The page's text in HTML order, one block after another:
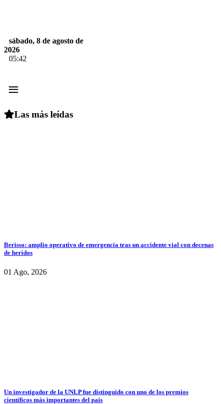
sábado, 8 de agosto de
2026
05:42
≡
Las más leídas
Berisso: amplio operativo de emergencia tras un accidente vial con decenas
de heridos
01 Ago, 2026
Un investigador de la UNLP fue distinguido con uno de los premios
científicos más importantes del país